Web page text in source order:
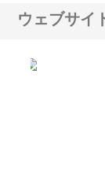
ウェブサイ